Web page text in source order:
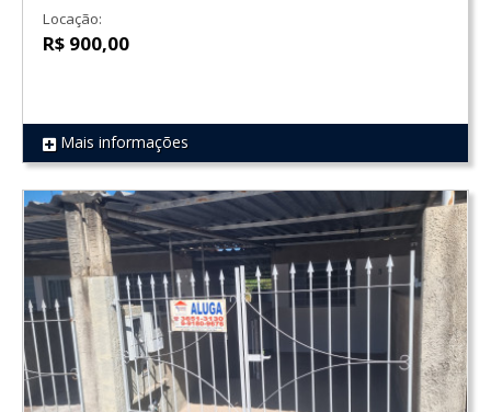
REF 1233
Locação:
R$ 900,00
Mais informações